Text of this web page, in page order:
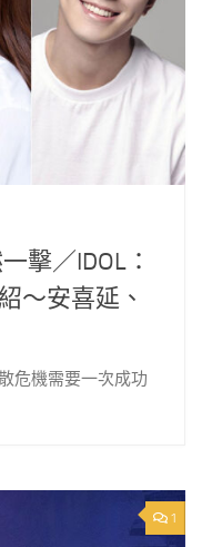
擊／IDOL：
～安喜延、
危機需要一次成功
1